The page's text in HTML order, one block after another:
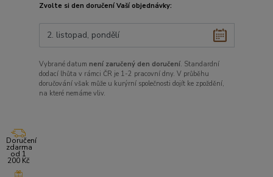
Zvolte si den doručení Vaší objednávky:
Vybrané datum není zaručený den doručení. Standardní
dodací lhůta v rámci ČR je 1-2 pracovní dny. V průběhu
doručování však může u kurýrní společnosti dojít ke zpoždění,
na které nemáme vliv.
Doručení
zdarma
od 1
200 Kč